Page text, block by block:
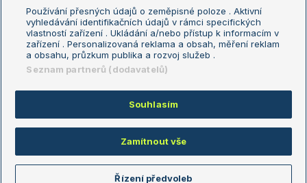
Podmínky užití
Nastavení soukromí
GDPR a žurnalistika
Reklama
Kontakt
Informace o zpracování osobních
údajů
Copyright © 2008-2026 TenisPortal.cz. Využíváme zpravodajství ČTK.
Používání přesných údajů o zeměpisné poloze . Aktivní
vyhledávání identifikačních údajů v rámci specifických
vlastností zařízení . Ukládání a/nebo přístup k informacím v
zařízení . Personalizovaná reklama a obsah, měření reklam
a obsahu, průzkum publika a rozvoj služeb .
Seznam partnerů (dodavatelů)
Souhlasím
Zamítnout vše
Řízení předvoleb